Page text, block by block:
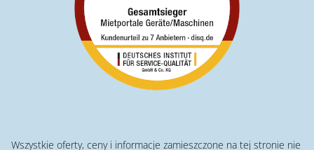
Wszystkie oferty, ceny i informacje zamieszczone na tej stronie nie